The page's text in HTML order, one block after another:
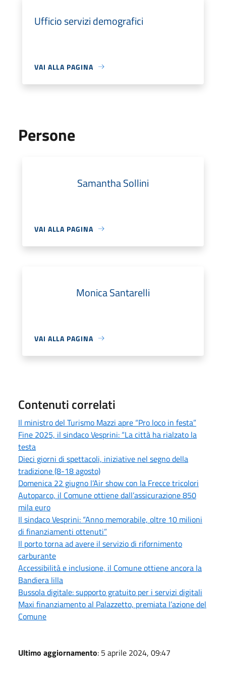
Ufficio servizi demografici
VAI ALLA PAGINA
Persone
Samantha Sollini
VAI ALLA PAGINA
Monica Santarelli
VAI ALLA PAGINA
Contenuti correlati
Il ministro del Turismo Mazzi apre “Pro loco in festa”
Fine 2025, il sindaco Vesprini: “La città ha rialzato la
testa
Dieci giorni di spettacoli, iniziative nel segno della
tradizione (8-18 agosto)
Domenica 22 giugno l’Air show con la Frecce tricolori
Autoparco, il Comune ottiene dall’assicurazione 850
mila euro
Il sindaco Vesprini: “Anno memorabile, oltre 10 milioni
di finanziamenti ottenuti”
Il porto torna ad avere il servizio di rifornimento
carburante
Accessibilità e inclusione, il Comune ottiene ancora la
Bandiera lilla
Bussola digitale: supporto gratuito per i servizi digitali
Maxi finanziamento al Palazzetto, premiata l’azione del
Comune
Ultimo aggiornamento: 5 aprile 2024, 09:47